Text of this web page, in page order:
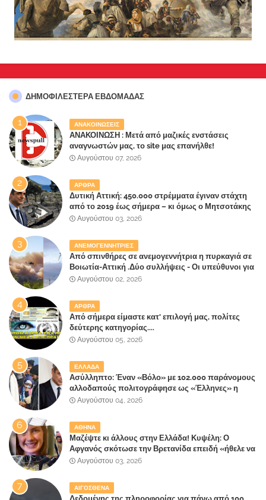
ΔΗΜΟΦΙΛΈΣΤΕΡΑ ΕΒΔΟΜΆΔΑΣ
ΑΝΑΚΟΙΝΩΣΕΙΣ
ΑΝΑΚΟΙΝΩΣΗ : Μετά από μαζικές ενστάσεις
αναγνωστών μας, το site μας επανήλθε!
Αυγούστου 07, 2026
ΑΡΘΡΑ
Δυτική Αττική: 450.000 στρέμματα έγιναν στάχτη
από το 2019 έως σήμερα – κι όμως ο Μητσοτάκης
έλαβε 40% και 45% στις εκλογές του 2023,ενώ 50%
Αυγούστου 03, 2026
ΑΝΕΜΟΓΕΝΝΗΤΡΙΕΣ
Από σπινθήρες σε ανεμογεννήτρια η πυρκαγιά σε
Βοιωτία-Αττική .Δύο συλλήψεις - Οι υπεύθυνοι για
την λάθος διαχείριση της κατάσβεσης θα
Αυγούστου 02, 2026
ΑΡΘΡΑ
Από σήμερα είμαστε κατ' επιλογή μας, πολίτες
δεύτερης κατηγορίας....
Αυγούστου 05, 2026
ΕΛΛΑΔΑ
Ασύλληπτο: Έναν «Βόλο» με 102.000 παράνομους
αλλοδαπούς πολιτογράφησε ως «Έλληνες» η
κυβέρνηση!
Αυγούστου 04, 2026
ΑΘΗΝΑ
Μαζέψτε κι άλλους στην Ελλάδα! Κυψέλη: Ο
Αφγανός σκότωσε την Βρετανίδα επειδή «ήθελε να
κάνει τη σύντροφό του χριστιανή»
Αυγούστου 03, 2026
ΑΙΓΟΣΘΕΝΑ